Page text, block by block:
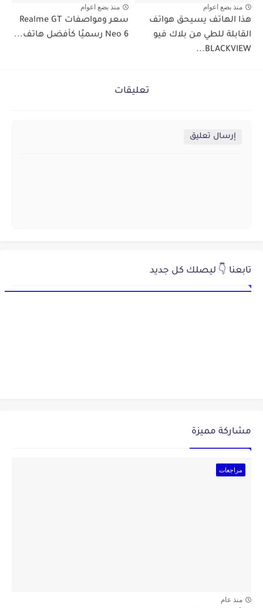
منذ بضع اعوام
هذا الهاتف يسيحق هواتف
القابلة للطي من بلاك فيو
BLACKVIEW...
منذ بضع اعوام
سعر ومواصفات Realme GT
Neo 6 رسميًا كأفضل هاتف...
تعليقات
إرسال تعليق
تابعنا 👇 ليصلك كل جديد
مشاركة مميزة
مراجعات
منذ عام